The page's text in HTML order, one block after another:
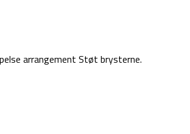
arrangement Støt brysterne.